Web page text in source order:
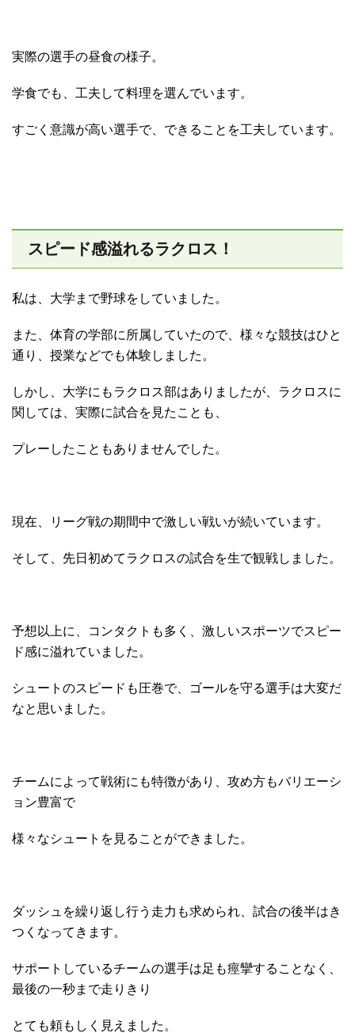
実際の選手の昼食の様子。
学食でも、工夫して料理を選んでいます。
すごく意識が高い選手で、できることを工夫しています。
スピード感溢れるラクロス！
私は、大学まで野球をしていました。
また、体育の学部に所属していたので、様々な競技はひと
通り、授業などでも体験しました。
しかし、大学にもラクロス部はありましたが、ラクロスに
関しては、実際に試合を見たことも、
プレーしたこともありませんでした。
現在、リーグ戦の期間中で激しい戦いが続いています。
そして、先日初めてラクロスの試合を生で観戦しました。
予想以上に、コンタクトも多く、激しいスポーツでスピー
ド感に溢れていました。
シュートのスピードも圧巻で、ゴールを守る選手は大変だ
なと思いました。
チームによって戦術にも特徴があり、攻め方もバリエーシ
ョン豊富で
様々なシュートを見ることができました。
ダッシュを繰り返し行う走力も求められ、試合の後半はき
つくなってきます。
サポートしているチームの選手は足も痙攣することなく、
最後の一秒まで走りきり
とても頼もしく見えました。